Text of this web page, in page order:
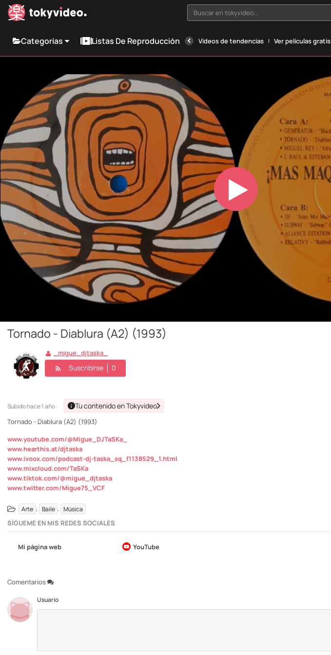
Buscar en tokyvideo...
Categorías Listas De Reproducción Vídeos de tendencias Ver películas gratis
Play
Video
Tornado - Diablura (A2) (1993)
_migue_djtaska_
Suscribirse 0
Subidohace 1 año · Tu contenido en Tokyvideo
Tornado - Diablura (A2) (1993)
www.youtube.com/@Migue_DJTaSKa_
www.hearthis.at/djtaska
www.ivoox.com/podcast-dj-taska_sq_f1138529_1.html
www.mixcloud.com/TaSKa
www.tiktok.com/@migue_djtaska
www.twitter.com/Migue75_VCF
Arte , Baile , Música
SÍGUEME EN MIS REDES SOCIALES
Mi página web YouTube
Comentarios
Usuario